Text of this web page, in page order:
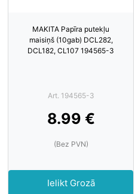
MAKITA Papīra putekļu
maisiņš (10gab) DCL282,
DCL182, CL107 194565-3
Art. 194565-3
8.99 €
(Bez PVN)
Ielikt Grozā